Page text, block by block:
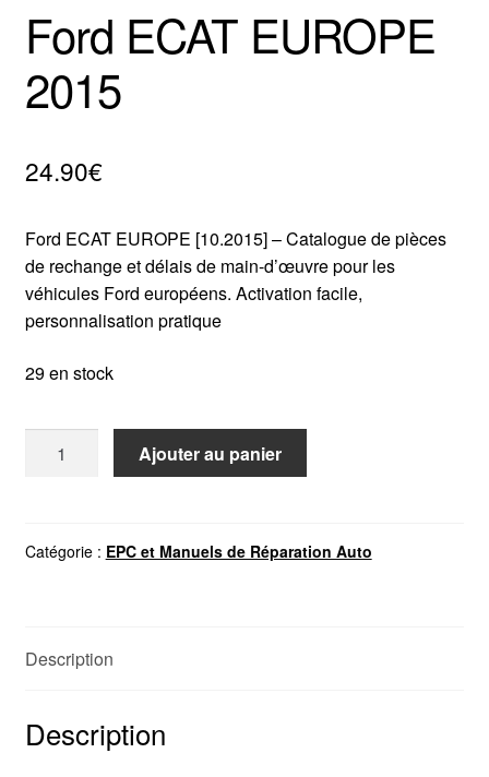
Ford ECAT EUROPE
2015
24.90€
Ford ECAT EUROPE [10.2015] – Catalogue de pièces
de rechange et délais de main-d’œuvre pour les
véhicules Ford européens. Activation facile,
personnalisation pratique
29 en stock
EUROPE
Ajouter au panier
Catégorie : EPC et Manuels de Réparation Auto
Description
Description